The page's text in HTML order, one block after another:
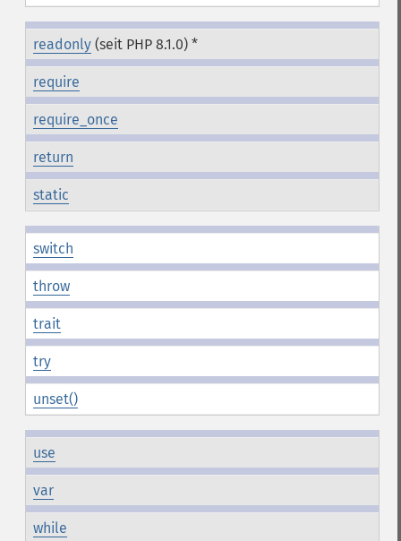
readonly(seit PHP 8.1.0) *
require
require_once
return
static
switch
throw
trait
try
unset()
use
var
while